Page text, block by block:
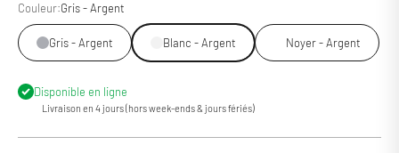
Couleur:Gris - Argent
Gris - Argent Blanc - Argent Noyer - Argent
Disponible en ligne
Livraison en 4 jours (hors week-ends & jours fériés)